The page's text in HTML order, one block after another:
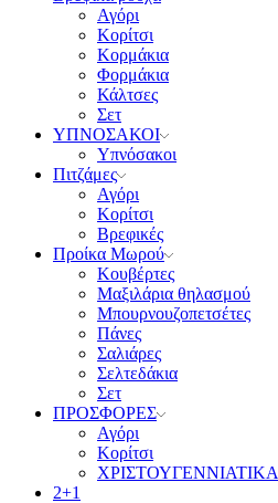
Αγόρι
Κορίτσι
Κορμάκια
Φορμάκια
Κάλτσες
Σετ
ΥΠΝΟΣΑΚΟΙ
Υπνόσακοι
Πιτζάμες
Αγόρι
Κορίτσι
Βρεφικές
Προίκα Μωρού
Κουβέρτες
Μαξιλάρια θηλασμού
Μπουρνουζοπετσέτες
Πάνες
Σαλιάρες
Σελτεδάκια
Σετ
ΠΡΟΣΦΟΡΕΣ
Αγόρι
Κορίτσι
ΧΡΙΣΤΟΥΓΕΝΝΙΑΤΙΚΑ
2+1